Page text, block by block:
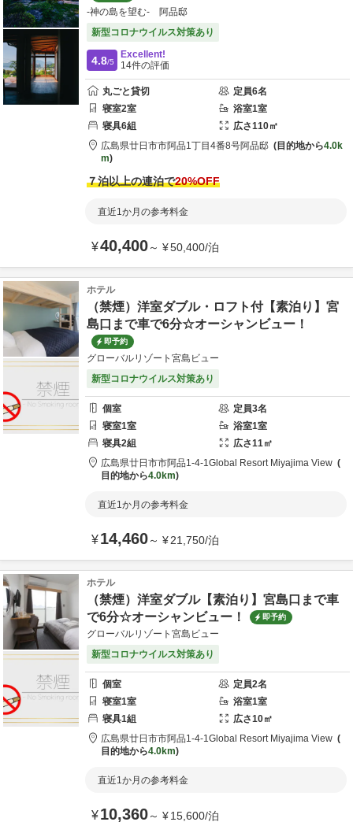
-神の島を望む- 阿品邸
新型コロナウイルス対策あり
4.8/5
Excellent!
14件の評価
丸ごと貸切 定員6名
寝室2室 浴室1室
寝具6組 広さ110㎡
広島県廿日市市阿品1丁目4番8号阿品邸 目的地から4.0k
m
７泊以上の連泊で20%OFF
直近1か月の参考料金
¥40,400～ ¥50,400/泊
ホテル
（禁煙）洋室ダブル・ロフト付【素泊り】宮
島口まで車で6分☆オーシャンビュー！
即予約
グローバルリゾート宮島ビュー
新型コロナウイルス対策あり
個室 定員3名
寝室1室 浴室1室
寝具2組 広さ11㎡
広島県廿日市市阿品1-4-1Global Resort Miyajima View
目的地から4.0km
直近1か月の参考料金
¥14,460～ ¥21,750/泊
ホテル
（禁煙）洋室ダブル【素泊り】宮島口まで車
で6分☆オーシャンビュー！
即予約
グローバルリゾート宮島ビュー
新型コロナウイルス対策あり
個室 定員2名
寝室1室 浴室1室
寝具1組 広さ10㎡
広島県廿日市市阿品1-4-1Global Resort Miyajima View
目的地から4.0km
直近1か月の参考料金
¥10,360～ ¥15,600/泊